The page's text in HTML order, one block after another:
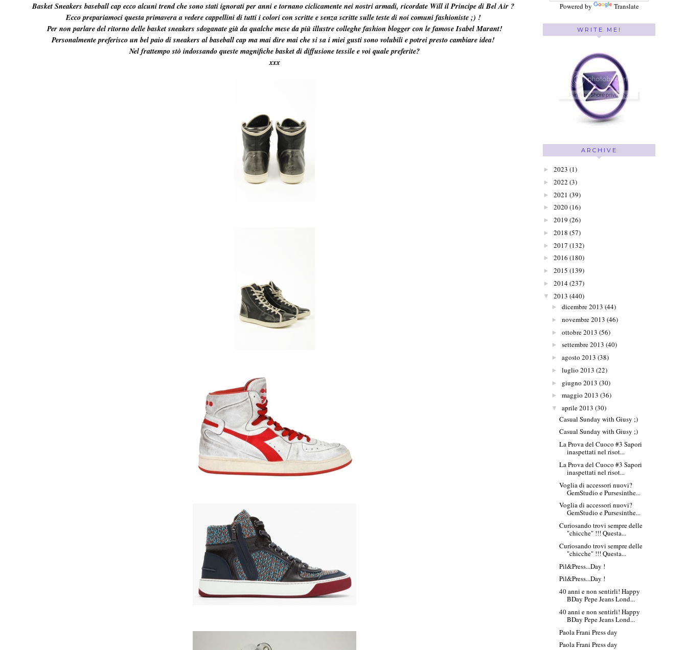
Basket Sneakers baseball cap ecco alcuni trend che sono stati ignorati per anni e tornano ciclicamente nei nostri armadi, ricordate Will il Principe di Bel Air ?
Ecco prepariamoci questa primavera a vedere cappellini di tutti i colori con scritte e senza scritte sulle teste di noi comuni fashioniste ;) !
Per non parlare del ritorno delle basket sneakers sdoganate già da qualche mese da più illustre colleghe fashion blogger con le famose Isabel Marant!
Personalmente preferisco un bel paio di sneakers al baseball cap ma mai dire mai che si sa i miei gusti sono volubili e potrei presto cambiare idea!
Nel frattempo stò indossando queste magnifiche basket di diffusione tessile e voi quale preferite?
xxx
Powered by Translate
WRITE ME!
ARCHIVE
► 2023 (1)
► 2022 (3)
► 2021 (39)
► 2020(16)
► 2019 (26)
► 2018 (57)
► 2017 (132)
► 2016 (180)
► 2015 (139)
► 2014(237)
▼ 2013 (440)
► dicembre 2013 (44)
► novembre 2013 (46)
► ottobre 2013 (56)
► settembre 2013 (40)
► agosto 2013 (38)
► luglio 2013 (22)
► giugno 2013 (30)
► maggio 2013 (36)
▼ aprile 2013 (30)
Casual Sunday with Giusy ;)
Casual Sunday with Giusy ;)
La Prova del Cuoco #3 Sapori
inaspettati nel risot...
La Prova del Cuoco #3 Sapori
inaspettati nel risot...
Voglia di accessori nuovi?
GemStudio e Pursesinthe...
Voglia di accessori nuovi?
GemStudio e Pursesinthe...
Curiosando trovi sempre delle
"chicche" !!! Questa...
Curiosando trovi sempre delle
"chicche" !!! Questa...
Pil&Press...Day !
Pil&Press...Day !
40 anni e non sentirli! Happy
BDay Pepe Jeans Lond...
40 anni e non sentirli! Happy
BDay Pepe Jeans Lond...
Paola Frani Press day
Paola Frani Press day